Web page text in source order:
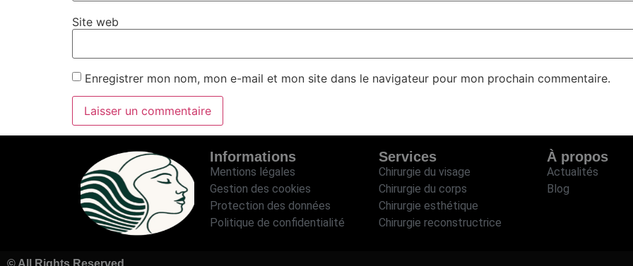
Site web
Enregistrer mon nom, mon e-mail et mon site dans le navigateur pour mon prochain commentaire.
Informations
Mentions légales
Gestion des cookies
Protection des données
Politique de confidentialité
Services
Chirurgie du visage
Chirurgie du corps
Chirurgie esthétique
Chirurgie reconstructrice
À propos
Actualités
Blog
© All Rights Reserved.